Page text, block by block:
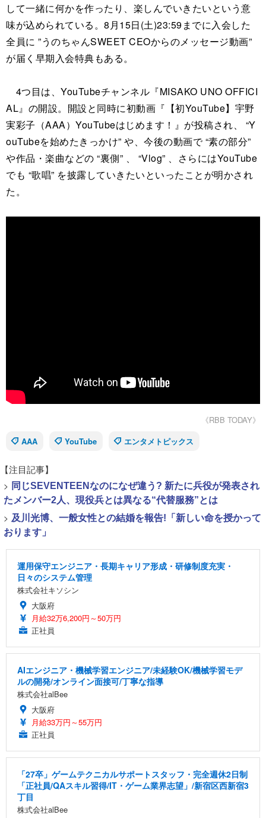
して一緒に何かを作ったり、楽しんでいきたいという意
味が込められている。8月15日(土)23:59までに入会した
全員に ”うのちゃんSWEET CEOからのメッセージ動画”
が届く早期入会特典もある。
4つ目は、YouTubeチャンネル『MISAKO UNO OFFICI
AL』の開設。開設と同時に初動画『【初YouTube】宇野
実彩子（AAA）YouTubeはじめます！』が投稿され、 “Y
ouTubeを始めたきっかけ” や、今後の動画で “素の部分”
や作品・楽曲などの “裏側” 、 “Vlog” 、さらにはYouTube
でも “歌唱” を披露していきたいといったことが明かされ
た。
《RBB TODAY》
AAA
YouTube エンタメトピックス
【注目記事】
> 同じSEVENTEENなのになぜ違う? 新たに兵役が発表され
たメンバー2人、現役兵とは異なる“代替服務”とは
> 及川光博、一般女性との結婚を報告!「新しい命を授かって
おります」
運用保守エンジニア・長期キャリア形成・研修制度充実・
日々のシステム管理
株式会社キソシン
大阪府
月給32万6,200円～50万円
正社員
AIエンジニア・機械学習エンジニア/未経験OK/機械学習モデ
ルの開発/オンライン面接可/丁寧な指導
株式会社alBee
大阪府
月給33万円～55万円
正社員
「27卒」ゲームテクニカルサポートスタッフ・完全週休2日制
「正社員/QAスキル習得/IT・ゲーム業界志望」/新宿区西新宿3
丁目
株式会社alBee